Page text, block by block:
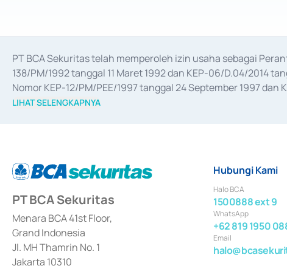
PT BCA Sekuritas telah memperoleh izin usaha sebagai
138/PM/1992 tanggal 11 Maret 1992 dan KEP-06/D.04/2014
Nomor KEP-12/PM/PEE/1997 tanggal 24 September 1997
merger, akuisisi, divestasi, dan
LIHAT SELENGKAPNYA
PT BCA Sekuritas
Menara BCA 41st Floor,
Grand Indonesia
Jl. MH Thamrin No. 1
Jakarta 10310
Hubungi Kami
Halo BCA
1500888 ext 9
WhatsApp
+62 819 1950
Email